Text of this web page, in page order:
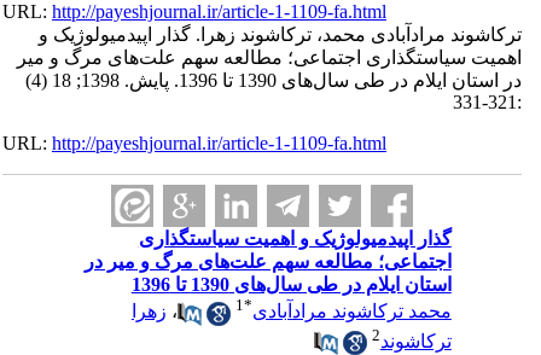
URL:http://payeshjournal.ir/article-1-1109-fa.html
ترکاشوند مرادآبادی محمد، ترکاشوند زهرا. گذار اپیدمیولوژیک و
اهمیت سیاستگذاری اجتماعی؛ مطالعه سهم علت‌های مرگ‌ و میر
در استان ایلام در طی سال‌های 1390 تا 1396. پایش. 1398; 18 (4)
URL:http://payeshjournal.ir/article-1-1109-fa.html
گذار اپیدمیولوژیک و اهمیت سیاستگذاری
اجتماعی؛ مطالعه سهم علت‌های مرگ‌ و میر در
استان ایلام در طی سال‌های 1390 تا 1396
محمد ترکاشوند مرادآبادی*
1 ،زهرا
ترکاشوند2